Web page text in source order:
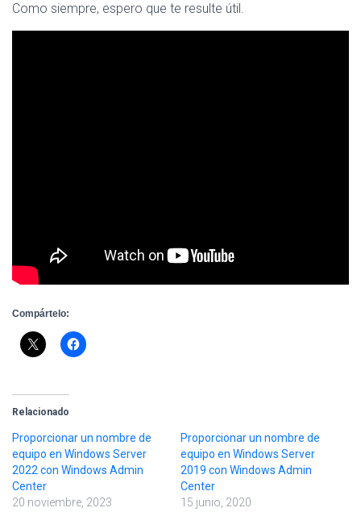
Como siempre, espero que te resulte útil.
Compártelo:
Relacionado
Proporcionar un nombre de
equipo en Windows Server
2022 con Windows Admin
Center
20 noviembre, 2023
Proporcionar un nombre de
equipo en Windows Server
2019 con Windows Admin
Center
15 junio, 2020